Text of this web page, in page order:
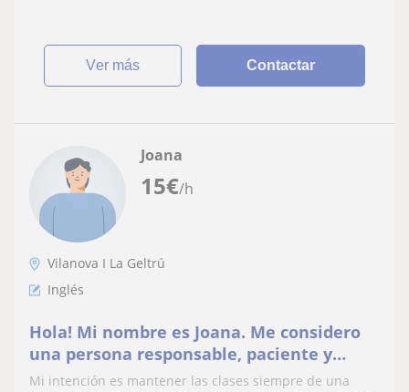
ver más Contactar
15€/h
Joana
Vilanova I La Geltrú
Inglés
Hola! Mi nombre es Joana. Me considero
una persona responsable, paciente y
creativa. Me gusta enseñar de una forma
Mi intención es mantener las clases siempre de una